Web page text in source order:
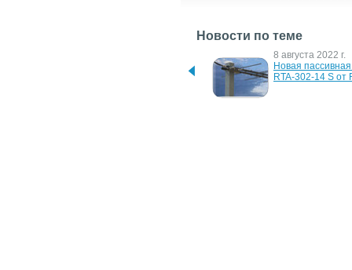
Новости по теме
8 августа 2022 г.
Новая
RTA-302-14 S от